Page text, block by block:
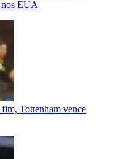
nos EUA
Tottenham vence